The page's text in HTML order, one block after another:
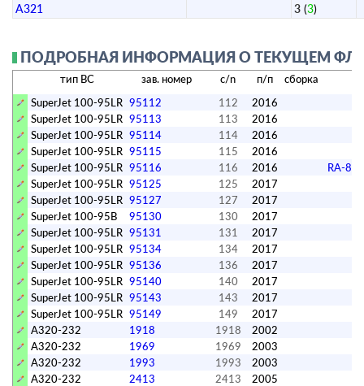
A321
3 (3)
ПОДРОБНАЯ ИНФОРМАЦИЯ О ТЕКУЩЕМ
тип ВС зав. номер c/n п/п
сборка
SuperJet 100-95LR 95112 112
2016
SuperJet 100-95LR 95113 113
2016
SuperJet 100-95LR 95114 114 2016
SuperJet 100-95LR 95115 115
2016
SuperJet 100-95LR 95116 116 2016
RA-
SuperJet 100-95LR 95125 125 2017
SuperJet 100-95LR 95127 127
2017
SuperJet 100-95B
95130 130
2017
SuperJet 100-95LR 95131 131
2017
SuperJet 100-95LR 95134 134
2017
SuperJet 100-95LR 95136 136
2017
SuperJet 100-95LR 95140 140
2017
SuperJet 100-95LR 95143 143
2017
SuperJet 100-95LR 95149 149
2017
A320-232
1918 1918
2002
A320-232
1969 1969
2003
A320-232
1993 1993
2003
A320-232
2413 2413
2005